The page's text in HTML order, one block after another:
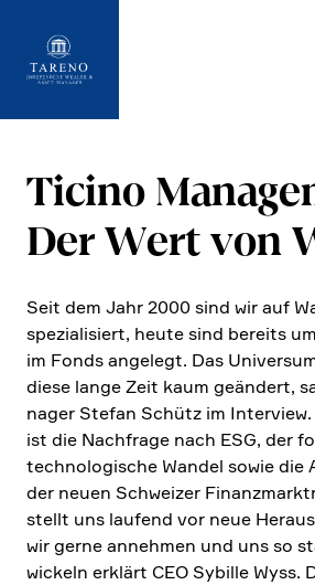
Startseite
Ticino
Der Wert von
Seit dem Jahr 2000 sind wir auf
spezia­li­siert, heute sind bereits
im Fonds angelegt. Das
diese lange Zeit kaum geändert,
nager Stefan Schütz im
ist die Nachfrage nach ESG, der
techno­lo­gi­sche Wandel sowie die
der neuen Schweizer
stellt uns laufend vor neue
wir gerne annehmen und uns so
wickeln erklärt CEO Sybille Wyss.